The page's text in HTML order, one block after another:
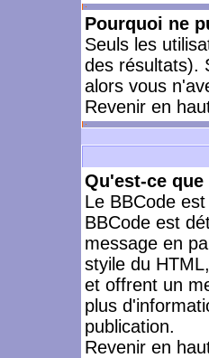
Pourquoi ne
Seuls les
des résultats).
alors vous
Revenir en
Qu'est-ce que
Le BBCode
BBCode est
message en
styile du
et offrent un
plus
publication.
Revenir en